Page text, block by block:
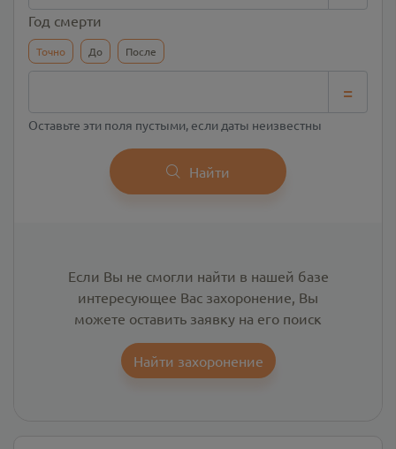
Год смерти
Точно До После
=
Оставьте эти поля пустыми, если даты неизвестны
Найти
Если Вы не смогли найти в нашей базе
интересующее Вас захоронение, Вы
можете оставить заявку на его поиск
Найти захоронение